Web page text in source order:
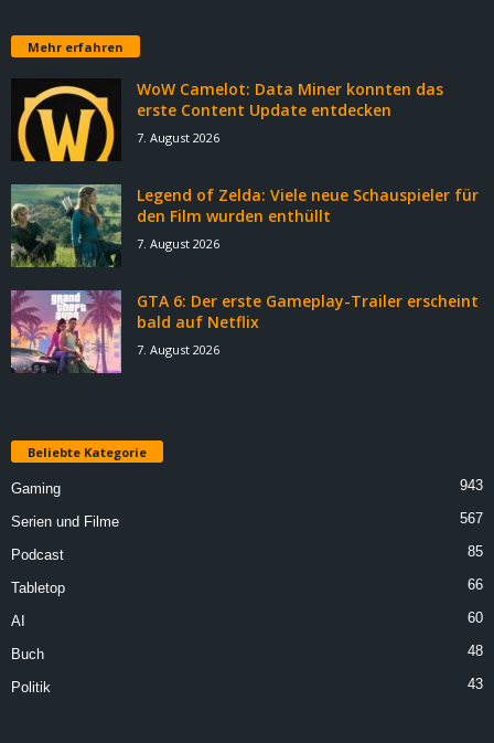
Mehr erfahren
WoW Camelot: Data Miner konnten das
erste Content Update entdecken
7. August 2026
Legend of Zelda: Viele neue Schauspieler für
den Film wurden enthüllt
7. August 2026
GTA 6: Der erste Gameplay-Trailer erscheint
bald auf Netflix
7. August 2026
Beliebte Kategorie
Gaming 943
Serien und Filme 567
Podcast 85
Tabletop 66
AI 60
Buch 48
Politik 43